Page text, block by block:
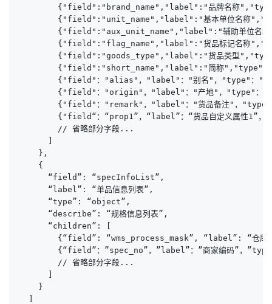
{"field":"brand_name","label":"品牌名称
{"field":"unit_name","label":"基本单位名称
{"field":"aux_unit_name","label":"辅助单位名
{"field":"flag_name","label":"货品标记名称
{"field":"goods_type","label":"货品类型
{"field":"short_name","label":"简称
{"field"："alias"，"label"："别名"，"type"：
{"field"："origin"，"label"："产地"，"type"：
{"field"："remark"，"label"："货品备注"，
{"field“：“prop1”，“label”：“货品自定义属性1”
        // 省略部分字段...
      ]
    },
    {
      “field”: “specInfoList”,
      “label”: “单品信息列表”,
      “type”: “object”,
      “describe”: “规格信息列表”,
      “children”: [
{“field”: “wms_process_mask”, “label”: “仓库流
{“field”：”spec_no”，”label”：”商家编码”，
        // 省略部分字段...
      ]
    }
  ]